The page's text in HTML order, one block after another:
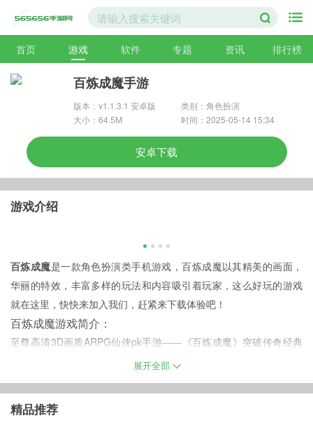
首页 游戏 软件 专题 资讯 排行榜
百炼成魔手游
版本：v1.1.3.1 安卓版
类别：角色扮演
大小：64.5M
时间：2025-05-14 15:34
安卓下载
游戏介绍
百炼成魔是一款角色扮演类手机游戏，百炼成魔以其精美的画面，
华丽的特效，丰富多样的玩法和内容吸引着玩家，这么好玩的游戏
就在这里，快快来加入我们，赶紧来下载体验吧！
百炼成魔游戏简介：
至尊高清3D画质ARPG仙侠pk手游——《百炼成魔》突破传奇经典
沸血来袭！延续经典，以嗜血PK，万人城战为特色， 除安全区以外
传统加入强大的交易系统、还有丰富的PVE玩法和刺激的PVP体验让
你欲罢不能，势必让你享受前所未有的极致PK盛宴。在这里，让你
展开全部
精品推荐